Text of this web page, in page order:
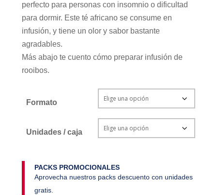
perfecto para personas con insomnio o dificultad
para dormir. Este té africano se consume en
infusión, y tiene un olor y sabor bastante
agradables.
Más abajo te cuento cómo preparar infusión de
rooibos.
Formato
Unidades / caja
PACKS PROMOCIONALES
Aprovecha nuestros packs descuento con unidades
gratis.